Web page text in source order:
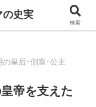
い！
の皇后･側室･公主
帝を支えた
の史実
検索